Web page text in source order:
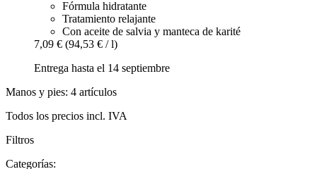
Fórmula hidratante
Tratamiento relajante
Con aceite de salvia y manteca de karité
7,09 € (94,53 € / l)
Entrega hasta el 14 septiembre
Manos y pies: 4 artículos
Todos los precios incl. IVA
Filtros
Categorías: